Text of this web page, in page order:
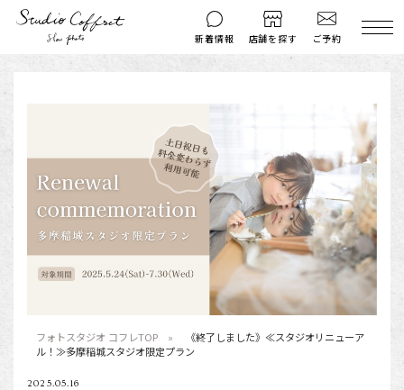
新着情報 店舗を探す ご予約
衣装ギャラリー よくある質問
キャンペーン コフレマグ
資料請求
七五三
フォトスタジオ コフレTOP
《終了しました》≪スタジオリニューア
ル！≫多摩稲城スタジオ限定プラン
2025.05.16